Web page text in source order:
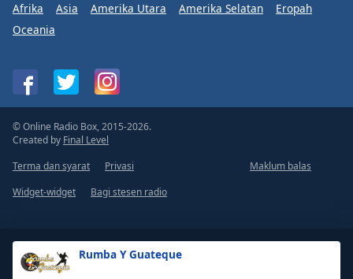
Rumba Y Guateque
Afrika Asia Amerika Utara Amerika Selatan
Eropah
Oceania
© Online Radio Box, 2015-2026.
Created by Final Level
Terma dan syarat
Privasi
Maklum balas
Widget-widget
Bagi stesen radio